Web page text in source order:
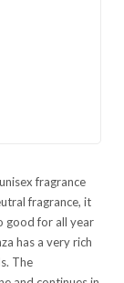
fragrance
fragrance, it
good for all year
has a very rich
The